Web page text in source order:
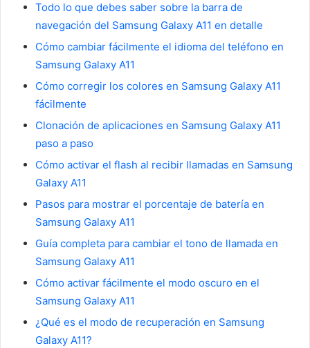
Todo lo que debes saber sobre la barra de
navegación del Samsung Galaxy A11 en detalle
Cómo cambiar fácilmente el idioma del teléfono en
Samsung Galaxy A11
Cómo corregir los colores en Samsung Galaxy A11
fácilmente
Clonación de aplicaciones en Samsung Galaxy A11
paso a paso
Cómo activar el flash al recibir llamadas en Samsung
Galaxy A11
Pasos para mostrar el porcentaje de batería en
Samsung Galaxy A11
Guía completa para cambiar el tono de llamada en
Samsung Galaxy A11
Cómo activar fácilmente el modo oscuro en el
Samsung Galaxy A11
¿Qué es el modo de recuperación en Samsung
Galaxy A11?